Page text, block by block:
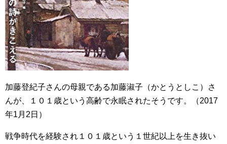
加藤登紀子さんの母親である加藤淑子（かとうとしこ）さ
んが、１０１歳という高齢で永眠されたそうです。（2017
年1月2日）
戦争時代を経験され１０１歳という１世紀以上を生き抜い